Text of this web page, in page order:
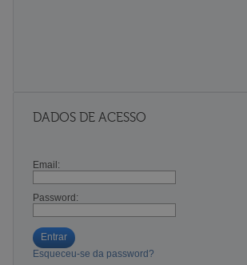
DADOS DE ACESSO
Email:
Password:
Entrar
Esqueceu-se da password?